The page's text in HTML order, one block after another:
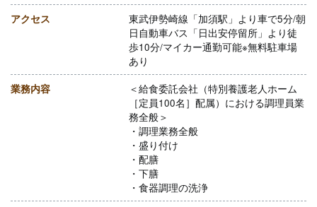
アクセス
東武伊勢崎線「加須駅」より車で5分/朝
日自動車バス「日出安停留所」より徒
歩10分/マイカー通勤可能※無料駐車場
あり
業務内容
＜給食委託会社（特別養護老人ホーム
［定員100名］配属）における調理員業
務全般＞
・調理業務全般
・盛り付け
・配膳
・下膳
・食器調理の洗浄